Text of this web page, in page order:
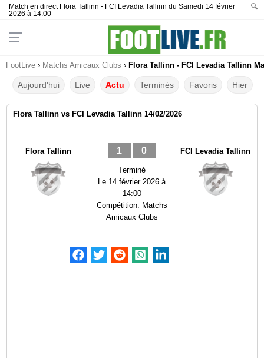
Match en direct Flora Tallinn - FCI Levadia Tallinn du Samedi 14 février
2026 à 14:00
🔍
FootLive › Matchs Amicaux Clubs › Flora Tallinn - FCI Levadia Tallinn
Aujourd'hui Live Actu Terminés Favoris Hier
Flora Tallinn vs FCI Levadia Tallinn 14/02/2026
Flora Tallinn 1 0
Terminé
Le 14 février 2026 à
14:00
Compétition: Matchs
Amicaux Clubs
FCI Levadia Tallinn